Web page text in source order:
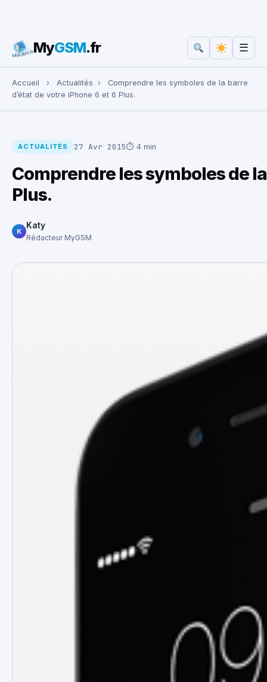
Rechercher :
MyGSM.fr ☰
Accueil › Actualités ›
Comprendre les symboles de la barre
d’état de votre iPhone 6 et 6 Plus.
ACTUALITÉS 27 Avr 2015⏱ 4 min
Comprendre les symboles de
Plus.
K
Katy
Rédacteur MyGSM